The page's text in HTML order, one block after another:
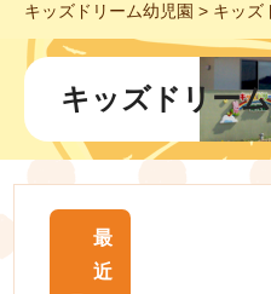
キッズドリーム幼児園 > キッズ
キッズドリー
最
近